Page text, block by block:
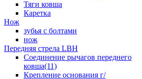
Тяги ковша
Каретка
Нож
зубья с болтами
нож
Передняя стрела LBH
Cоединение рычагов переднего
ковша(11)
Крепление основания г/